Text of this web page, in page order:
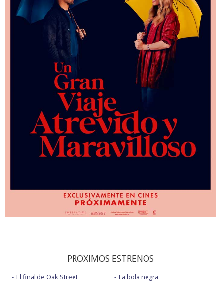
PROXIMOS ESTRENOS
El final de Oak Street
La bola negra